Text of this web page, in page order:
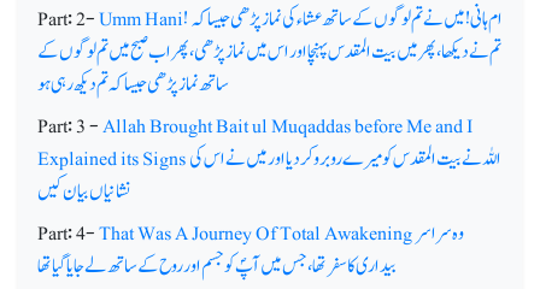
Part: 2-Umm Hani!ام ہانی! میں نے تم لوگوں کے ساتھ عشاء کی نماز پڑھی جیسا کہ
تم نے دیکھا، پھرمیں بیت المقدس پہنچا اور اس میں نماز پڑھی، پھر اب صبح میں تم لوگوں کے
ساتھ نماز پڑھی جیسا کہ تم دیکھ رہی ہو
Part: 3 -Allah Brought Bait ul Muqaddas before Me and I
Explained its Signsاللہ نے بیت المقدس کو میرے روبرو کردیااور میں نے اس کی
نشانیاں بیان کیں
Part: 4-That Was A Journey Of Total Awakeningوہ سراسر
بیداری کا سفر تھا، جس میں آپؐ کو جسم اور روح کے ساتھ لے جایا گیا تھا